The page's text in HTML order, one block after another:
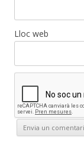
Lloc web